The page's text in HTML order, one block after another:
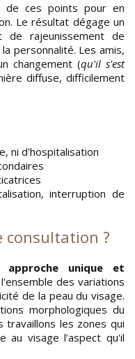
de ces points pour en
Le résultat dégage un
de rajeunissement de
personnalité. Les amis,
changement (qu'il s'est
diffuse, difficilement
ni d'hospitalisation
interruption de
consultation ?
unique et
des variations
de la peau du visage.
morphologiques du
travaillons les zones qui
visage l’aspect qu'il